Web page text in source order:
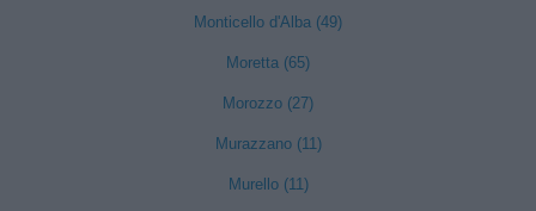
Monticello d'Alba (49)
Moretta (65)
Morozzo (27)
Murazzano (11)
Murello (11)